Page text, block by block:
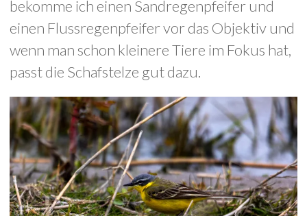
bekomme ich einen Sandregenpfeifer und
einen Flussregenpfeifer vor das Objektiv und
wenn man schon kleinere Tiere im Fokus hat,
passt die Schafstelze gut dazu.